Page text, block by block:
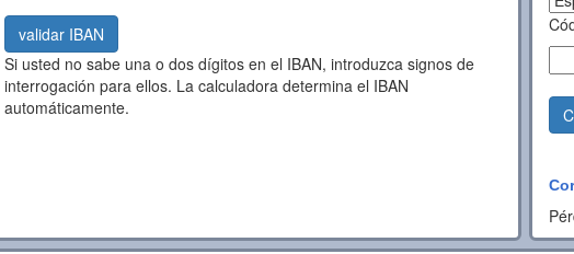
validar IBAN
Si usted no sabe una o dos dígitos en el IBAN, introduzca signos de
interrogación para ellos. La calculadora determina el IBAN
automáticamente.